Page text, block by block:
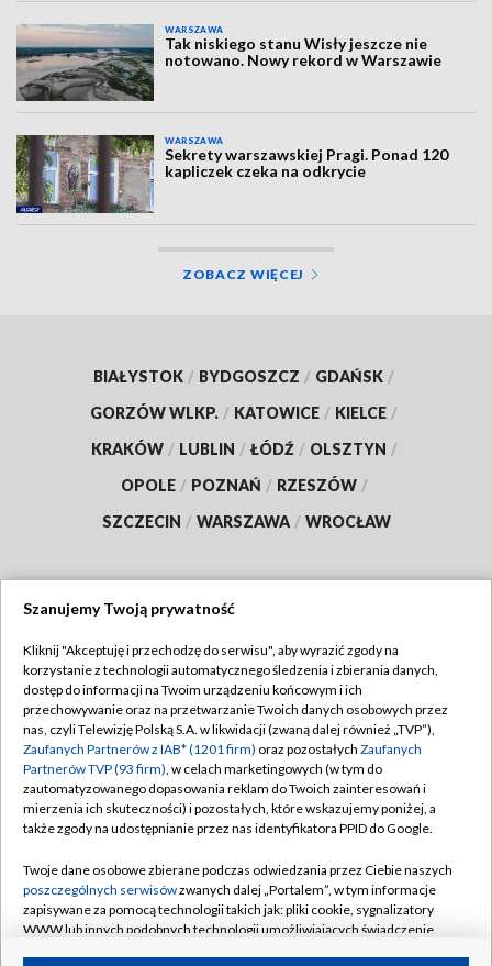
WARSZAWA
Tak niskiego stanu Wisły jeszcze nie
notowano. Nowy rekord w Warszawie
WARSZAWA
Sekrety warszawskiej Pragi. Ponad 120
kapliczek czeka na odkrycie
ZOBACZ WIĘCEJ
BIAŁYSTOK / BYDGOSZCZ / GDAŃSK /
GORZÓW WLKP. / KATOWICE / KIELCE /
KRAKÓW / LUBLIN / ŁÓDŹ / OLSZTYN /
OPOLE / POZNAŃ / RZESZÓW /
SZCZECIN / WARSZAWA / WROCŁAW
TVP
Abonament TVP
Emisja w TVP
Centrum informacji TVP
Naziemna Telewizja Cyfrowa
Rada Programowa
System NOS
Informacje o nadawcy
Regulamin TVP
Polityka prywatności
Moje zgody
Pomoc
Kontakt
Kanały
Szanujemy Twoją prywatność
Kliknij "Akceptuję i przechodzę do serwisu", aby wyrazić zgody na
korzystanie z technologii automatycznego śledzenia i zbierania danych,
dostęp do informacji na Twoim urządzeniu końcowym i ich
przechowywanie oraz na przetwarzanie Twoich danych osobowych przez
nas, czyli Telewizję Polską S.A. w likwidacji (zwaną dalej również „TVP”),
Zaufanych Partnerów z IAB* (1201 firm) oraz pozostałych Zaufanych
Partnerów TVP (93 firm), w celach marketingowych (w tym do
zautomatyzowanego dopasowania reklam do Twoich zainteresowań i
mierzenia ich skuteczności) i pozostałych, które wskazujemy poniżej, a
także zgody na udostępnianie przez nas identyfikatora PPID do Google.
Twoje dane osobowe zbierane podczas odwiedzania przez Ciebie naszych
poszczególnych serwisówzwanych dalej „Portalem”, w tym informacje
zapisywane za pomocą technologii takich jak: pliki cookie, sygnalizatory
WWW lub innych podobnych technologii umożliwiających świadczenie